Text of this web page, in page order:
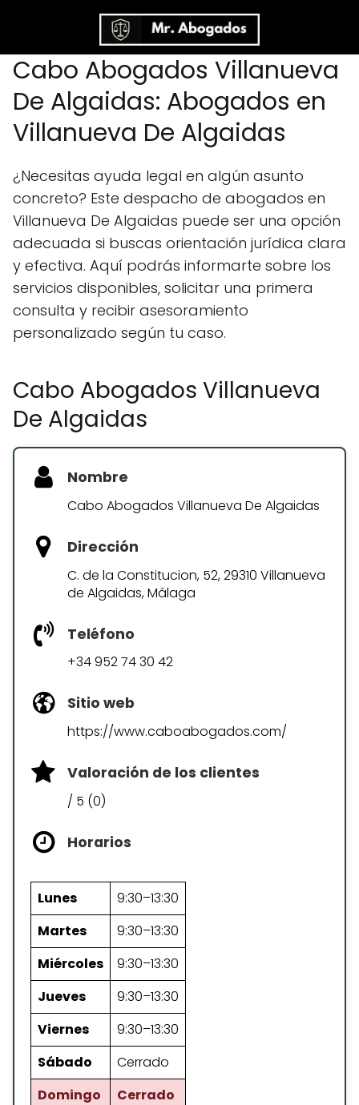
Cabo Abogados Villanueva
De Algaidas: Abogados en
Villanueva De Algaidas
¿Necesitas ayuda legal en algún asunto
concreto? Este despacho de abogados en
Villanueva De Algaidas puede ser una opción
adecuada si buscas orientación jurídica clara
y efectiva. Aquí podrás informarte sobre los
servicios disponibles, solicitar una primera
consulta y recibir asesoramiento
personalizado según tu caso.
Cabo Abogados Villanueva
De Algaidas
Nombre
Cabo Abogados Villanueva De Algaidas
Dirección
C. de la Constitucion, 52, 29310 Villanueva
de Algaidas, Málaga
Teléfono
+34 952 74 30 42
Sitio web
https://www.caboabogados.com/
Valoración de los clientes
/ 5 (0)
Horarios
Lunes
9:30–13:30
Martes
9:30–13:30
Miércoles
9:30–13:30
Jueves
9:30–13:30
Viernes
9:30–13:30
Sábado
Cerrado
Domingo
Cerrado